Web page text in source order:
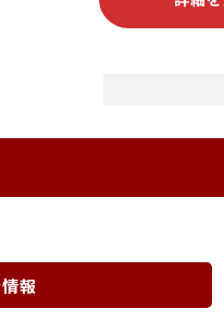
報